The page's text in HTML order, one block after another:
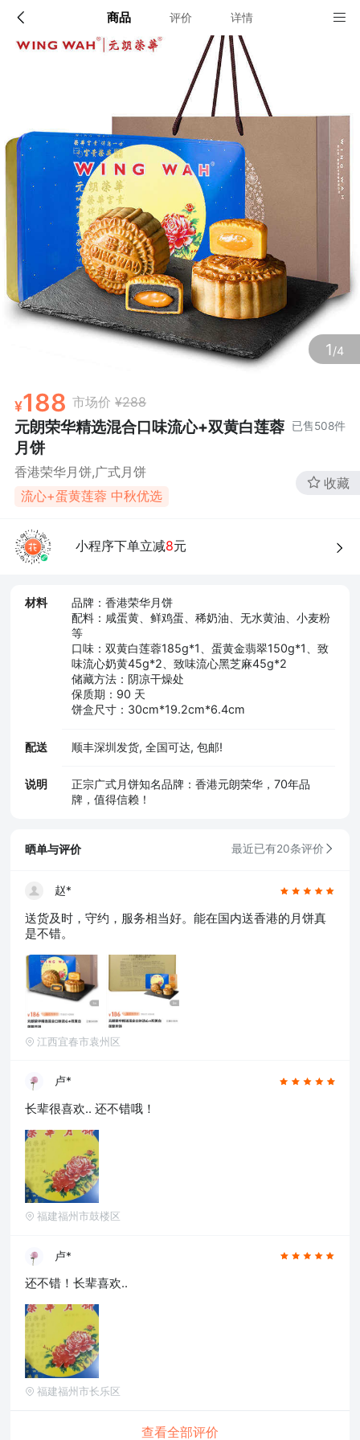
商品 评价 详情
1/4
188 市场价 ¥288
元朗荣华精选混合口味流心+双黄白莲蓉
月饼
已售508件
香港荣华月饼,广式月饼
流心+蛋黄莲蓉 中秋优选
收藏
小程序下单立减8元
材料
品牌：香港荣华月饼
配料：咸蛋黄、鲜鸡蛋、稀奶油、无水黄油、小麦粉
等
口味：双黄白莲蓉185g*1、蛋黄金翡翠150g*1、致
味流心奶黄45g*2、致味流心黑芝麻45g*2
储藏方法：阴凉干燥处
保质期：90 天
饼盒尺寸：30cm*19.2cm*6.4cm
配送 顺丰深圳发货, 全国可达, 包邮!
说明
正宗广式月饼知名品牌：香港元朗荣华，70年品
牌，值得信赖！
配送说明
顺丰深圳发货, 全国可达, 包邮!
确定
店铺信息
该地区暂无配送门店
晒单与评价 最近已有20条评价
赵*
送货及时，守约，服务相当好。能在国内送香港的月饼真
是不错。
江西宜春市袁州区
卢*
长辈很喜欢.. 还不错哦！
福建福州市鼓楼区
卢*
还不错！长辈喜欢..
福建福州市长乐区
查看全部评价